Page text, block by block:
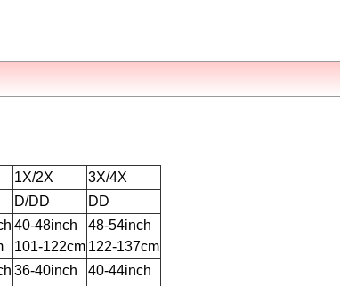
1X/2X
3X/4X
D/DD DD
40-48inch
101-122cm
48-54inch
122-137cm
36-40inch
40-44inch